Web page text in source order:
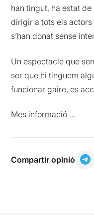
han tingut, ha estat
dirigir a tots els
s’han donat sense
Un espectacle que
ser que hi tinguem
funcionar gaire, es
Mes informació …
Compartir opinió